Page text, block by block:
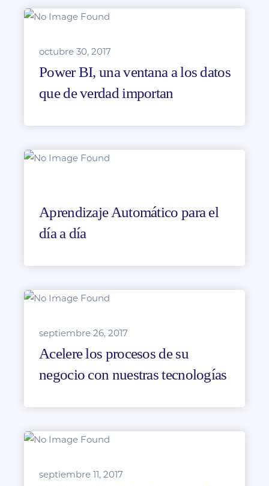
octubre 30, 2017
Power BI, una ventana a los datos
que de verdad importan
Aprendizaje Automático para el
día a día
septiembre 26, 2017
Acelere los procesos de su
negocio con nuestras tecnologías
septiembre 11, 2017